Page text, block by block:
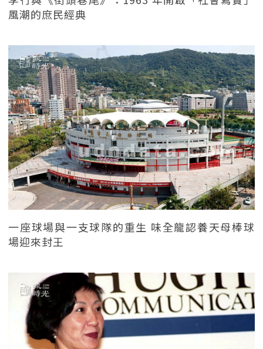
風潮的庶民經典
一座球場與一支球隊的重生 味全龍認養天母棒球
場迎來封王